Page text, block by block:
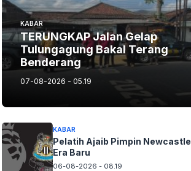
KABAR
TERUNGKAP Jalan Gelap
Tulungagung Bakal Terang
Benderang
07-08-2026 - 05.19
KABAR
Pelatih Ajaib Pimpin Newcastle
Era Baru
06-08-2026 - 08.19